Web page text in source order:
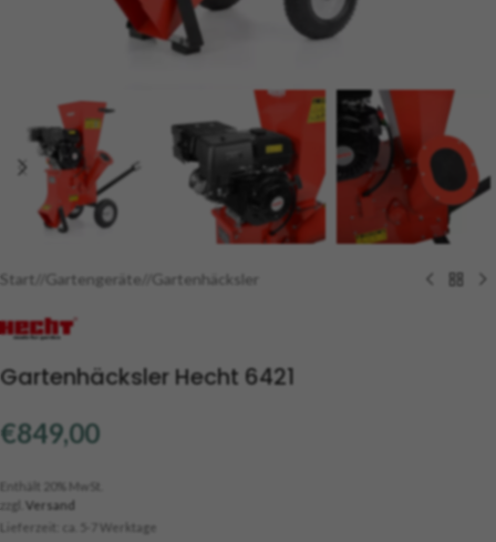
Start Gartengeräte Gartenhäcksler
Gartenhäcksler Hecht 6421
€849,00
Enthält 20% MwSt.
zzgl. Versand
Lieferzeit: ca. 5-7 Werktage